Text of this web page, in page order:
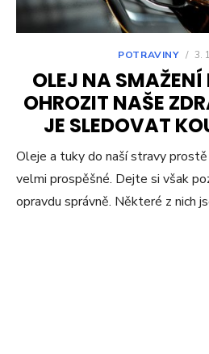
POTRAVINY / 3.
OLEJ NA SMAŽENÍ
OHROZIT NAŠE
JE SLEDOVAT
Oleje a tuky do naší stravy
velmi prospěšné. Dejte si však
opravdu správně. Některé z nich